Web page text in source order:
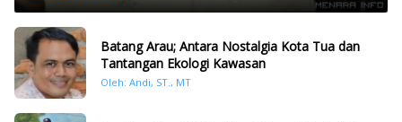
Batang Arau; Antara Nostalgia Kota Tua dan
Tantangan Ekologi Kawasan
Oleh: Andi, ST., MT